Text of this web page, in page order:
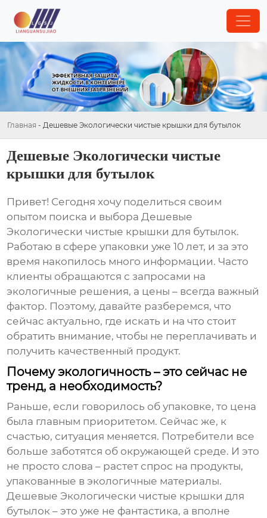
Главная - Дешевые Экологически чистые крышки для бутылок
Дешевые Экологически чистые
крышки для бутылок
Привет! Сегодня хочу поделиться своим
опытом поиска и выбораДешевые
Экологически чистые крышки для бутылок.
Работаю в сфере упаковки уже 10 лет, и за это
время накопилось много информации. Часто
клиенты обращаются с запросами на
экологичные решения, а цены – всегда важный
фактор. Поэтому, давайте разберемся, что
сейчас актуально, где искать и на что стоит
обратить внимание, чтобы не переплачивать и
получить качественный продукт.
Почему экологичность – это сейчас не
тренд, а необходимость?
Раньше, если говорилось об упаковке, то цена
была главным приоритетом. Сейчас же, к
счастью, ситуация меняется. Потребители все
больше заботятся об окружающей среде. И это
не просто слова – растет спрос на продукты,
упакованные в экологичные материалы.
Дешевые Экологически чистые крышки для
бутылок – это уже не фантастика, а вполне